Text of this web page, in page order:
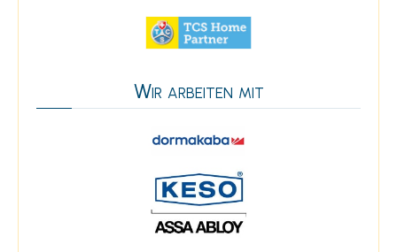
Wir arbeiten mit